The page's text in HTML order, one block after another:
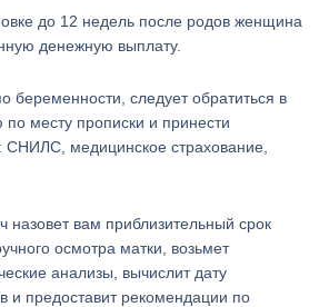
до 12 недель после родов женщина
денежную выплату.
беременности, следует обратиться в
по месту прописки и принести
СНИЛС, медицинское страхование,
назовет вам приблизительный срок
осмотра матки, возьмет
анализы, вычислит дату
и предоставит рекомендации по